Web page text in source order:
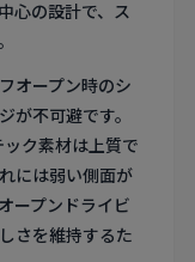
心の設計で、ス
オープン時のシ
が不可避です。
ク素材は上質で
には弱い側面が
ープンドライビ
さを維持するた